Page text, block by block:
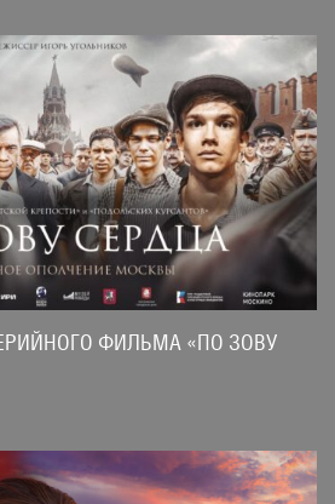
ФИЛЬМА «ПО ЗОВУ